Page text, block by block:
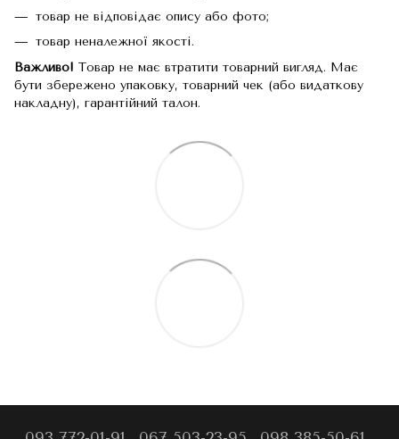
товар не відповідає опису або фото;
товар неналежної якості.
Важливо! Товар не має втратити товарний вигляд. Має
бути збережено упаковку, товарний чек (або видаткову
накладну), гарантійний талон.